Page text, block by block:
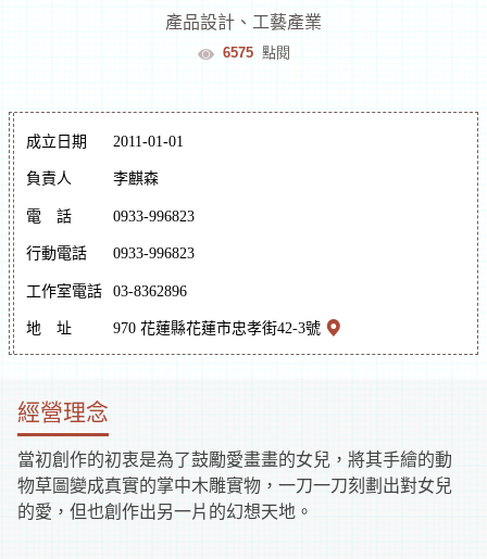
花
蓮
化
體
逛
市
助
資
訊
產品設計 、 工藝產業
6575 點閱
成立日期 2011-01-01
負責人 李麒森
電話 0933-996823
行動電話 0933-996823
工作室電話 03-8362896
地址 970 花蓮縣花蓮市忠孝街42-3號
經營理念
當初創作的初衷是為了鼓勵愛畫畫的女兒，將其手繪的動
物草圖變成真實的掌中木雕實物，一刀一刀刻劃出對女兒
的愛，但也創作出另一片的幻想天地。